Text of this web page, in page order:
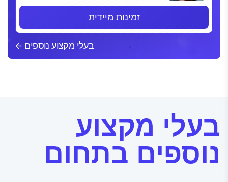
זמינות מיידית
בעלי מקצוע נוספים
בעלי מקצוע
נוספים בתחום